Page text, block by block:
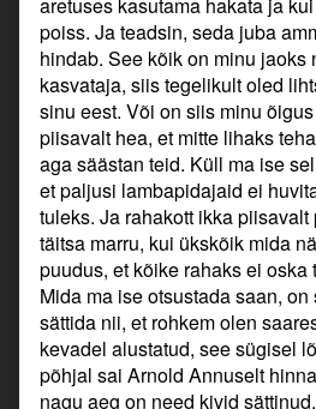
poiss. Ja teadsin, seda juba
hindab. See kõik on minu
kasvataja, siis tegelikult oled
sinu eest. Või on siis minu
piisavalt hea, et mitte lihaks
aga säästan teid. Küll ma ise
et paljusi lambapidajaid ei
tuleks. Ja rahakott ikka
täitsa marru, kui ükskõik mida
puudus, et kõike rahaks ei
Mida ma ise otsustada saan,
sättida nii, et rohkem olen
kevadel alustatud, see sügisel
põhjal sai Arnold Annuselt
nagu aeg on need kivid